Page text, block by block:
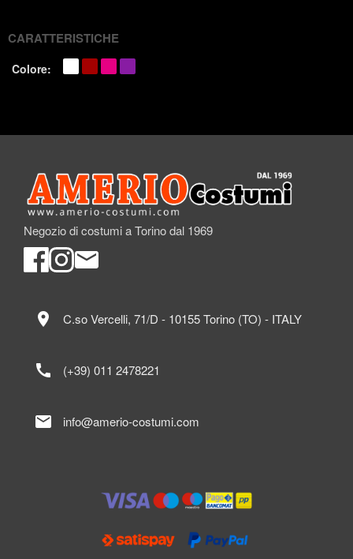
CARATTERISTICHE
Colore:
Negozio di costumi a Torino dal 1969
location_on C.so Vercelli, 71/D - 10155 Torino (TO) - ITALY
call (+39) 011 2478221
mail info@amerio-costumi.com